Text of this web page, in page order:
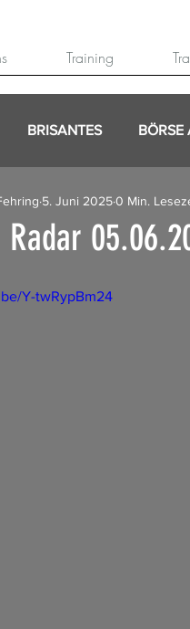
Training
BRISANTES BÖRSE
Radar
5. Juni 20250 Min.
Y-twRypBm24